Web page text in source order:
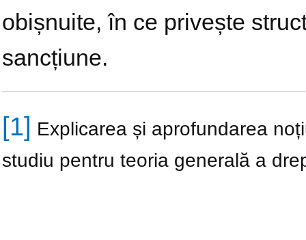
obișnuite, în ce privește
sancțiune.
[1] Explicarea și aprofundarea
studiu pentru teoria generală a